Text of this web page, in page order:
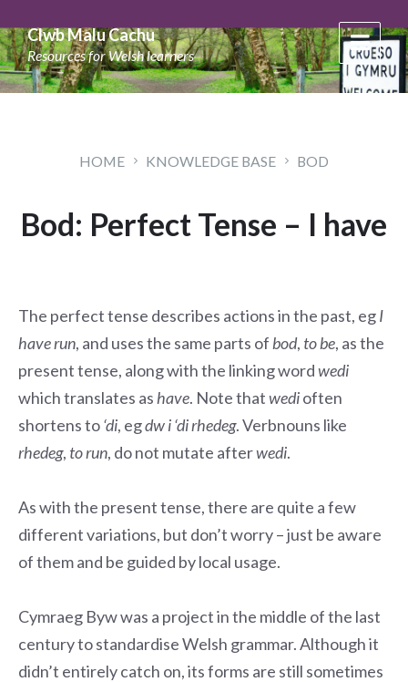
to
content
to
main
navigation
to
footerClwb Malu Cachu
Resources for Welsh learners
HOME KNOWLEDGE BASE BOD
Bod: Perfect Tense – I have
The perfect tense describes actions in the past, egI
have run, and uses the same parts of bod, to be, as the
present tense, along with the linking wordwedi
which translates as have. Note thatwedioften
shortens to‘di, egdw i ‘di rhedeg. Verbnouns like
rhedeg, to run, do not mutate afterwedi.
As with the present tense, there are quite a few
different variations, but don’t worry – just be aware
of them and be guided by local usage.
Cymraeg Byw was a project in the middle of the last
century to standardise Welsh grammar. Although it
didn’t entirely catch on, its forms are still sometimes